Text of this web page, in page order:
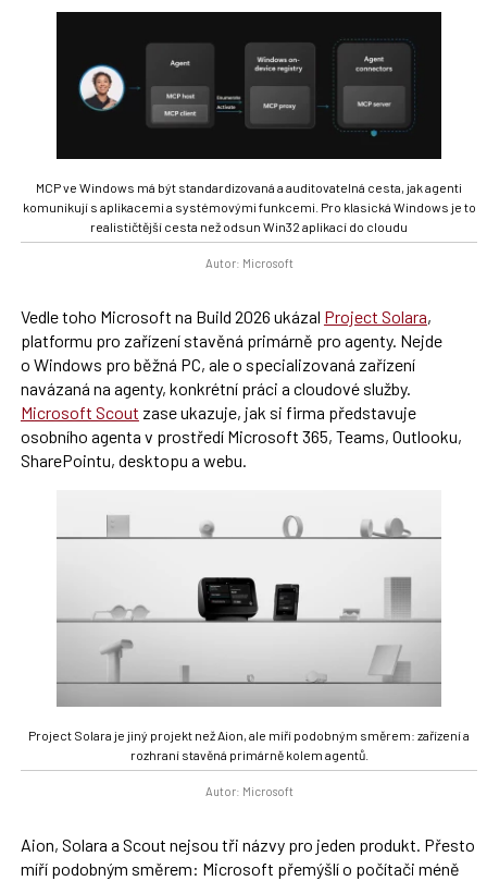
MCP ve Windows má být standardizovaná a auditovatelná cesta, jak agenti
komunikují s aplikacemi a systémovými funkcemi. Pro klasická Windows je to
realističtější cesta než odsun Win32 aplikací do cloudu
Autor: Microsoft
Vedle toho Microsoft na Build 2026 ukázal Project Solara,
platformu pro zařízení stavěná primárně pro agenty. Nejde
o Windows pro běžná PC, ale o specializovaná zařízení
navázaná na agenty, konkrétní práci a cloudové služby.
Microsoft Scout zase ukazuje, jak si firma představuje
osobního agenta v prostředí Microsoft 365, Teams, Outlooku,
SharePointu, desktopu a webu.
Project Solara je jiný projekt než Aion, ale míří podobným směrem: zařízení a
rozhraní stavěná primárně kolem agentů.
Autor: Microsoft
Aion, Solara a Scout nejsou tři názvy pro jeden produkt. Přesto
míří podobným směrem: Microsoft přemýšlí o počítači méně